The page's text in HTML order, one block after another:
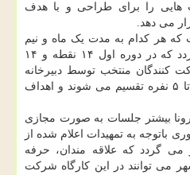
هایی را برای طراحی و با هدف
می دهد.
که هر کدام به مدت یک ماه و نیم
طول می کشد، برگزار می گردد که در دوره اول ۱۴ نقطه و ۱۴
کنندگان منتخب توسط دبیرخانه
اجرائی رویداد در گروه های ۳ تا ۵ نفره تقسیم می شوند و اهداف
بیشتر جلسات به صورت مجازی
باتوجه به تمهیدات اعلام شده از
گردد که علاقه مندان، حرفه
می توانند در این کارگاه شرکت